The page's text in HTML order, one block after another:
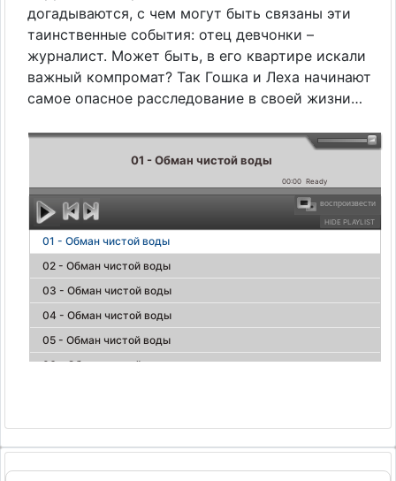
догадываются, с чем могут быть связаны эти
таинственные события: отец девчонки –
журналист. Может быть, в его квартире искали
важный компромат? Так Гошка и Леха начинают
самое опасное расследование в своей жизни…
01 - Обман чистой воды
00:00 Ready
HIDE PLAYLIST
воспроизвести
01 - Обман чистой воды
02 - Обман чистой воды
03 - Обман чистой воды
04 - Обман чистой воды
05 - Обман чистой воды
06 - Обман чистой воды